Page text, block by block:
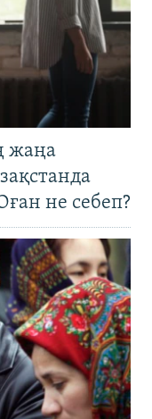
жаңа
не себеп?